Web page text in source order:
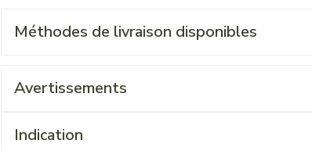
Méthodes de livraison disponibles
Avertissements
Indication